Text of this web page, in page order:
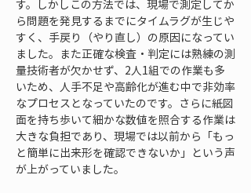
す。しかしこの方法では、現場で測定してか
ら問題を発見するまでにタイムラグが生じや
すく、手戻り（やり直し）の原因になってい
ました。また正確な検査・判定には熟練の測
量技術者が欠かせず、2人1組での作業も多
いため、人手不足や高齢化が進む中で非効率
なプロセスとなっていたのです。さらに紙図
面を持ち歩いて細かな数値を照合する作業は
大きな負担であり、現場では以前から「もっ
と簡単に出来形を確認できないか」という声
が上がっていました。